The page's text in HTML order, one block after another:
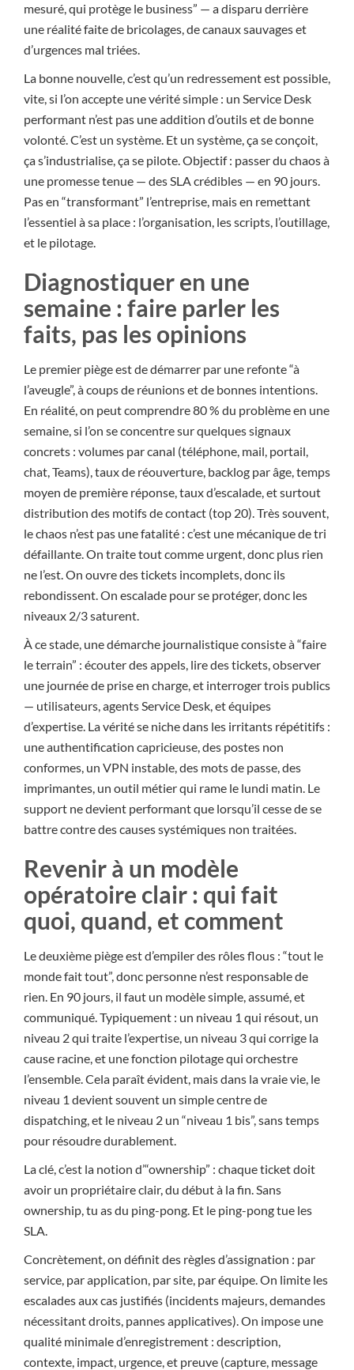
mesuré, qui protège le business” — a disparu derrière
une réalité faite de bricolages, de canaux sauvages et
d’urgences mal triées.
La bonne nouvelle, c’est qu’un redressement est possible,
vite, si l’on accepte une vérité simple : un Service Desk
performant n’est pas une addition d’outils et de bonne
volonté. C’est un système. Et un système, ça se conçoit,
ça s’industrialise, ça se pilote. Objectif : passer du chaos à
une promesse tenue — des SLA crédibles — en 90 jours.
Pas en “transformant” l’entreprise, mais en remettant
l’essentiel à sa place : l’organisation, les scripts, l’outillage,
et le pilotage.
Diagnostiquer en une
semaine : faire parler les
faits, pas les opinions
Le premier piège est de démarrer par une refonte “à
l’aveugle”, à coups de réunions et de bonnes intentions.
En réalité, on peut comprendre 80 % du problème en une
semaine, si l’on se concentre sur quelques signaux
concrets : volumes par canal (téléphone, mail, portail,
chat, Teams), taux de réouverture, backlog par âge, temps
moyen de première réponse, taux d’escalade, et surtout
distribution des motifs de contact (top 20). Très souvent,
le chaos n’est pas une fatalité : c’est une mécanique de tri
défaillante. On traite tout comme urgent, donc plus rien
ne l’est. On ouvre des tickets incomplets, donc ils
rebondissent. On escalade pour se protéger, donc les
niveaux 2/3 saturent.
À ce stade, une démarche journalistique consiste à “faire
le terrain” : écouter des appels, lire des tickets, observer
une journée de prise en charge, et interroger trois publics
— utilisateurs, agents Service Desk, et équipes
d’expertise. La vérité se niche dans les irritants répétitifs :
une authentification capricieuse, des postes non
conformes, un VPN instable, des mots de passe, des
imprimantes, un outil métier qui rame le lundi matin. Le
support ne devient performant que lorsqu’il cesse de se
battre contre des causes systémiques non traitées.
Revenir à un modèle
opératoire clair : qui fait
quoi, quand, et comment
Le deuxième piège est d’empiler des rôles flous : “tout le
monde fait tout”, donc personne n’est responsable de
rien. En 90 jours, il faut un modèle simple, assumé, et
communiqué. Typiquement : un niveau 1 qui résout, un
niveau 2 qui traite l’expertise, un niveau 3 qui corrige la
cause racine, et une fonction pilotage qui orchestre
l’ensemble. Cela paraît évident, mais dans la vraie vie, le
niveau 1 devient souvent un simple centre de
dispatching, et le niveau 2 un “niveau 1 bis”, sans temps
pour résoudre durablement.
La clé, c’est la notion d’“ownership” : chaque ticket doit
avoir un propriétaire clair, du début à la fin. Sans
ownership, tu as du ping-pong. Et le ping-pong tue les
SLA.
Concrètement, on définit des règles d’assignation : par
service, par application, par site, par équipe. On limite les
escalades aux cas justifiés (incidents majeurs, demandes
nécessitant droits, pannes applicatives). On impose une
qualité minimale d’enregistrement : description,
contexte, impact, urgence, et preuve (capture, message